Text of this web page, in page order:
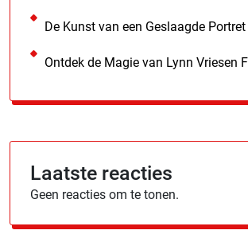
De Kunst van een Geslaagde
Ontdek de Magie van Lynn Vriesen
Laatste reacties
Geen reacties om te tonen.